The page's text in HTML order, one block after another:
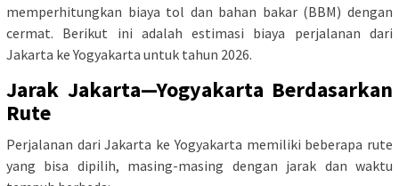
memperhitungkan biaya tol dan bahan bakar (BBM) dengan
cermat. Berikut ini adalah estimasi biaya perjalanan dari
Jakarta ke Yogyakarta untuk tahun 2026.
Jarak Jakarta—Yogyakarta Berdasarkan
Rute
Perjalanan dari Jakarta ke Yogyakarta memiliki beberapa rute
yang bisa dipilih, masing-masing dengan jarak dan waktu